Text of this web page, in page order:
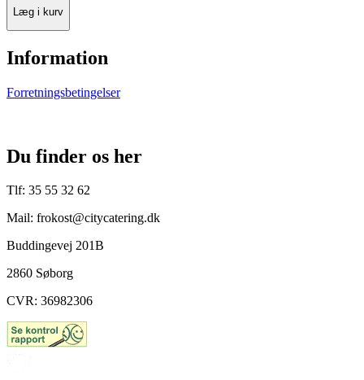
Læg i kurv
Information
Forretningsbetingelser
Du finder os her
Tlf: 35 55 32 62
Mail: frokost@citycatering.dk
Buddingevej 201B
2860 Søborg
CVR: 36982306